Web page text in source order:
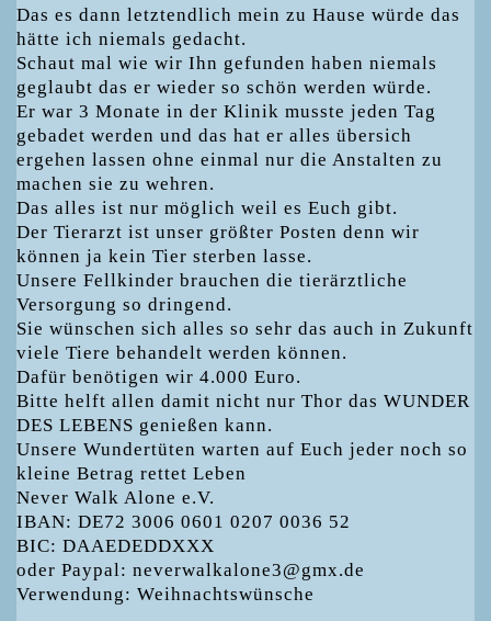
Das es dann letztendlich mein zu Hause würde das
hätte ich niemals gedacht.
Schaut mal wie wir Ihn gefunden haben niemals
geglaubt das er wieder so schön werden würde.
Er war 3 Monate in der Klinik musste jeden Tag
gebadet werden und das hat er alles übersich
ergehen lassen ohne einmal nur die Anstalten zu
machen sie zu wehren.
Das alles ist nur möglich weil es Euch gibt.
Der Tierarzt ist unser größter Posten denn wir
können ja kein Tier sterben lasse.
Unsere Fellkinder brauchen die tierärztliche
Versorgung so dringend.
Sie wünschen sich alles so sehr das auch in Zukunft
viele Tiere behandelt werden können.
Dafür benötigen wir 4.000 Euro.
Bitte helft allen damit nicht nur Thor das WUNDER
DES LEBENS genießen kann.
Unsere Wundertüten warten auf Euch jeder noch so
kleine Betrag rettet Leben
Never Walk Alone e.V.
IBAN: DE72 3006 0601 0207 0036 52
BIC: DAAEDEDDXXX
oder Paypal: neverwalkalone3@gmx.de
Verwendung: Weihnachtswünsche